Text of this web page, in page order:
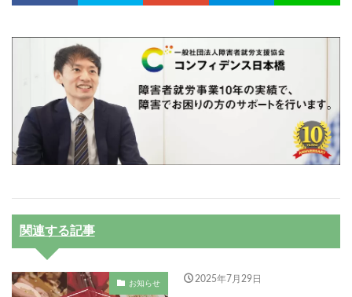
関連する記事
お知らせ 2025年7月29日